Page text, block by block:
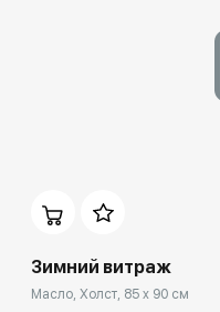
Зимний витраж
Масло, Холст, 85 x 90 см